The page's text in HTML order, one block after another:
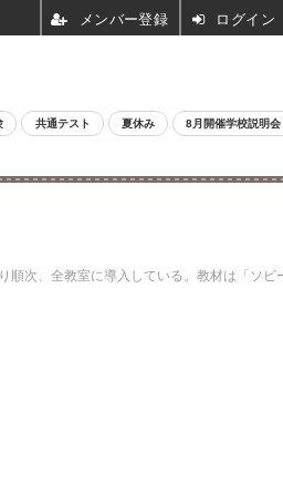
共通テスト 夏休み 8月開催学校説明
次、全教室に導入している。教材は「ソビ
ログイン